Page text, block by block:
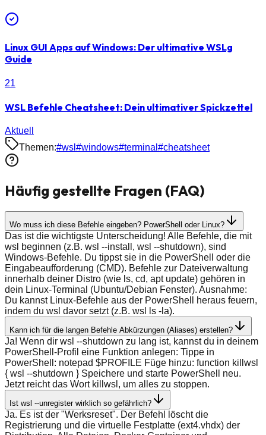
Linux GUI Apps auf Windows: Der ultimative WSLg
Guide
21
WSL Befehle Cheatsheet: Dein ultimativer Spickzettel
Aktuell
Themen:#wsl #windows#terminal #cheatsheet
Häufig gestellte Fragen (FAQ)
Wo muss ich diese Befehle eingeben? PowerShell oder Linux?
Das ist die wichtigste Unterscheidung! Alle Befehle, die mit
wsl beginnen (z.B. wsl --install, wsl --shutdown), sind
Windows-Befehle. Du tippst sie in die PowerShell oder die
Eingabeaufforderung (CMD). Befehle zur Dateiverwaltung
innerhalb deiner Distro (wie ls, cd, apt update) gehören in
dein Linux-Terminal (Ubuntu/Debian Fenster). Ausnahme:
Du kannst Linux-Befehle aus der PowerShell heraus feuern,
indem du wsl davor setzt (z.B. wsl ls -la).
Kann ich für die langen Befehle Abkürzungen (Aliases) erstellen?
Ja! Wenn dir wsl --shutdown zu lang ist, kannst du in deinem
PowerShell-Profil eine Funktion anlegen: Tippe in
PowerShell: notepad $PROFILE Füge hinzu: function killwsl
{ wsl --shutdown } Speichere und starte PowerShell neu.
Jetzt reicht das Wort killwsl, um alles zu stoppen.
Ist wsl --unregister wirklich so gefährlich?
Ja. Es ist der "Werksreset". Der Befehl löscht die
Registrierung und die virtuelle Festplatte (ext4.vhdx) der